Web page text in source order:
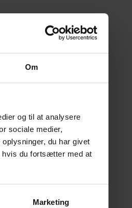
Om
og til at analysere
sociale medier,
du har givet
hvis du fortsætter med at
Marketing